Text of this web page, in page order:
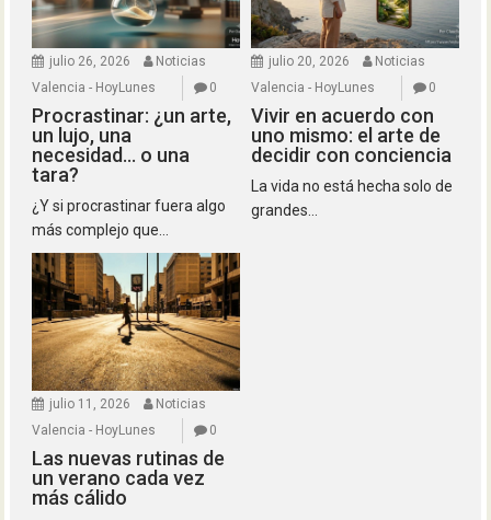
julio 26, 2026
Noticias
Valencia - HoyLunes
0
Procrastinar: ¿un arte,
un lujo, una
necesidad… o una
tara?
¿Y si procrastinar fuera algo
más complejo que...
julio 20, 2026
Noticias
Valencia - HoyLunes
0
Vivir en acuerdo con
uno mismo: el arte de
decidir con conciencia
La vida no está hecha solo de
grandes...
julio 11, 2026
Noticias
Valencia - HoyLunes
0
Las nuevas rutinas de
un verano cada vez
más cálido